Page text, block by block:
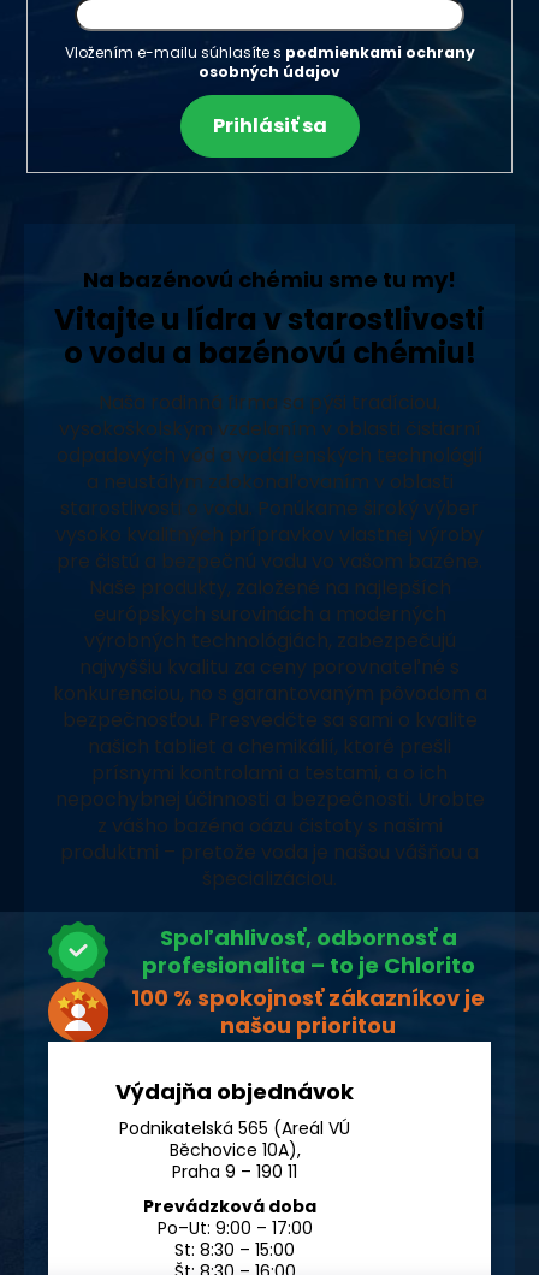
Vložením e-mailu súhlasíte s podmienkami ochrany
osobných údajov
Prihlásiť sa
Na bazénovú chémiu sme tu my!
Vitajte u lídra v starostlivosti
o vodu a bazénovú chémiu!
Naša rodinná firma sa pýši tradíciou,
vysokoškolským vzdelaním v oblasti čistiarní
odpadových vôd a vodárenských technológií
a neustálym zdokonaľovaním v oblasti
starostlivosti o vodu. Ponúkame široký výber
vysoko kvalitných prípravkov vlastnej výroby
pre čistú a bezpečnú vodu vo vašom bazéne.
Naše produkty, založené na najlepších
európskych surovinách a moderných
výrobných technológiách, zabezpečujú
najvyššiu kvalitu za ceny porovnateľné s
konkurenciou, no s garantovaným pôvodom a
bezpečnosťou. Presvedčte sa sami o kvalite
našich tabliet a chemikálií, ktoré prešli
prísnymi kontrolami a testami, a o ich
nepochybnej účinnosti a bezpečnosti. Urobte
z vášho bazéna oázu čistoty s našimi
produktmi – pretože voda je našou vášňou a
špecializáciou.
Spoľahlivosť, odbornosť a
profesionalita – to je Chlorito
100 % spokojnosť zákazníkov je
našou prioritou
Výdajňa objednávok
Podnikatelská 565 (Areál VÚ
Běchovice 10A),
Praha 9 – 190 11
Prevádzková doba
Po–Ut: 9:00 – 17:00
St: 8:30 – 15:00